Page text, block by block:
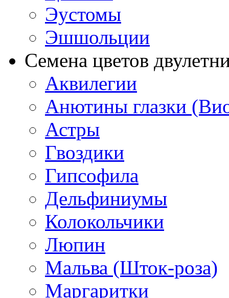
Эустомы
Эшшольции
Семена цветов
Аквилегии
Анютины глазки
Астры
Гвоздики
Гипсофила
Дельфиниумы
Колокольчики
Люпин
Мальва (Шток-роза)
Маргаритки